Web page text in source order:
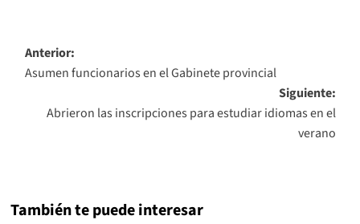
Navegación
de
entradas
Anterior:
Asumen funcionarios en el Gabinete provincial
Siguiente:
Abrieron las inscripciones para estudiar idiomas en el
verano
También te puede interesar